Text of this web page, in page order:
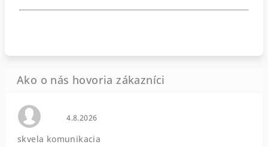
Hodnotenie obchodu je 0 z 5 hviezdičiek.
4.8.2026
skvela komunikacia